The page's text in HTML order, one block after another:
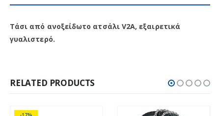
Τάσι από ανοξείδωτο ατσάλι V2A, εξαιρετικά
γυαλιστερό.
RELATED PRODUCTS